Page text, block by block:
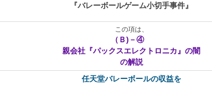
『バレーボールゲーム小切手事件』
この項は、
（Ｂ)－④
親会社『パックスエレクトロニカ』の闇
の解説
任天堂バレーボールの収益を